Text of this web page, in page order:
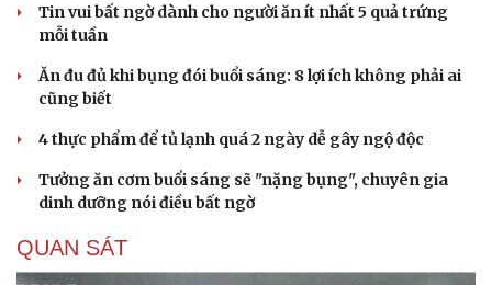
Tư vấn
Săn Tour
check-in
Câu chuyện thời sự
Cửa sổ tình yêu
Kể chuyện cho bé
Hạt giống tâm hồn
Tin vui bất ngờ dành cho người ăn ít nhất 5 quả trứng
mỗi tuần
Ăn đu đủ khi bụng đói buổi sáng: 8 lợi ích không phải ai
cũng biết
4 thực phẩm để tủ lạnh quá 2 ngày dễ gây ngộ độc
Tưởng ăn cơm buổi sáng sẽ "nặng bụng", chuyên gia
dinh dưỡng nói điều bất ngờ
QUAN SÁT